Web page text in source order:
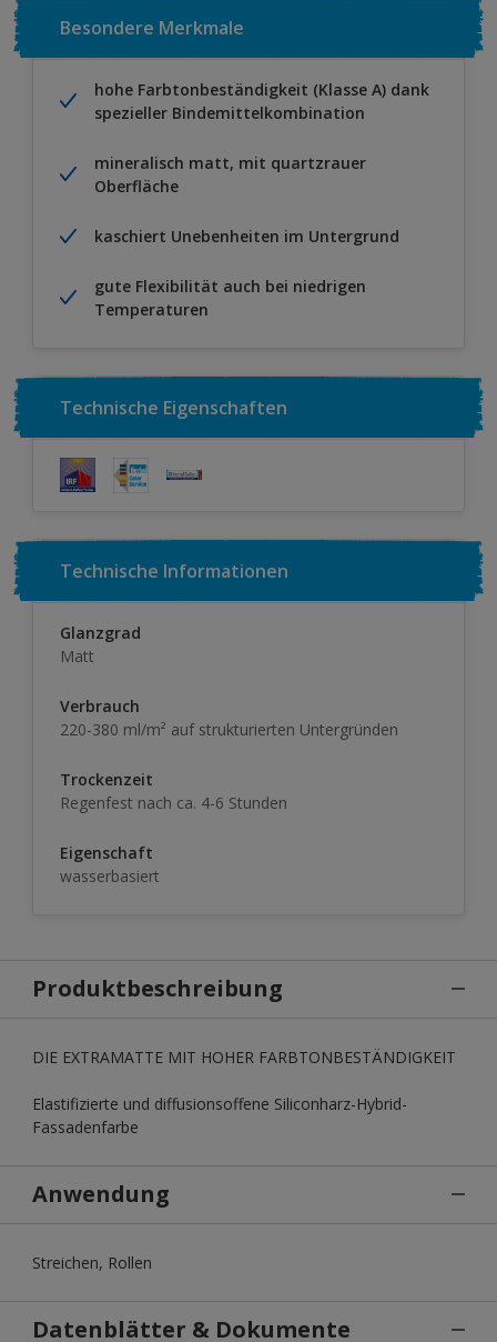
Besondere Merkmale
hohe Farbtonbeständigkeit (Klasse A) dank
spezieller Bindemittelkombination
mineralisch matt, mit quartzrauer
Oberfläche
kaschiert Unebenheiten im Untergrund
gute Flexibilität auch bei niedrigen
Temperaturen
Technische Eigenschaften
Technische Informationen
Glanzgrad
Matt
Verbrauch
220-380 ml/m² auf strukturierten Untergründen
Trockenzeit
Regenfest nach ca. 4-6 Stunden
Eigenschaft
wasserbasiert
Produktbeschreibung
DIE EXTRAMATTE MIT HOHER FARBTONBESTÄNDIGKEIT
Elastifizierte und diffusionsoffene Siliconharz-Hybrid-
Fassadenfarbe
Anwendung
Streichen, Rollen
Datenblätter & Dokumente